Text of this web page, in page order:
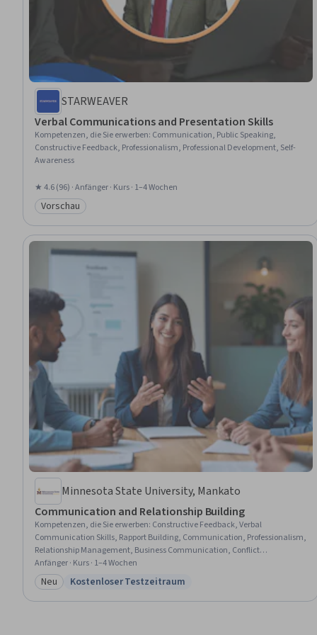
STARWEAVER
Verbal Communications and Presentation Skills
Kompetenzen, die Sie erwerben: Communication, Public Speaking,
Constructive Feedback, Professionalism, Professional Development, Self-
Awareness
★ 4.6 (96) · Anfänger · Kurs · 1–4 Wochen
Kategorie: Vorschau
Vorschau
Minnesota State University, Mankato
Communication and Relationship Building
Kompetenzen, die Sie erwerben: Constructive Feedback, Verbal
Communication Skills, Rapport Building, Communication, Professionalism,
Relationship Management, Business Communication, Conflict
Management, Communication Strategies, Active Listening, Empathy,
Leadership and Management, Leadership, Empathy & Emotional
Intelligence, Organizational Leadership, Leadership Development, Digital
Communications, Business Leadership, Cross-Functional Team
Anfänger · Kurs · 1–4 Wochen
Kategorie: Neu
Neu Status: Kostenloser Testzeitraum
Kostenloser Testzeitraum